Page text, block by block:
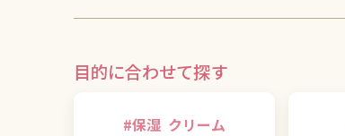
目的に合わせて探す
#保湿 クリーム